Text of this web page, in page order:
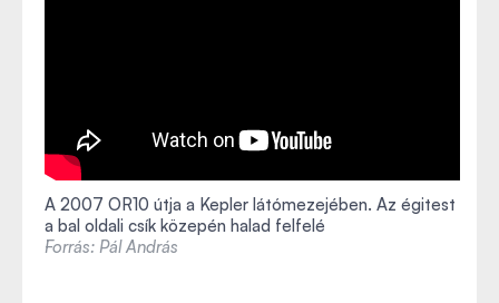
A 2007 OR10 útja a Kepler látómezejében. Az égitest
a bal oldali csík közepén halad felfelé
Forrás: Pál András